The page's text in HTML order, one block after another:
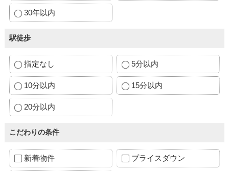
30年以内
駅徒歩
指定なし 5分以内
10分以内 15分以内
20分以内
こだわりの条件
新着物件 プライスダウン